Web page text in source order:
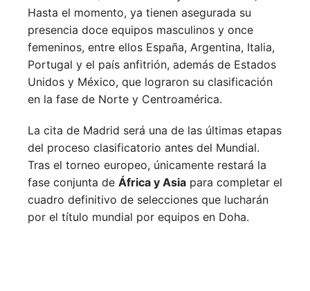
Hasta el momento, ya tienen asegurada su
presencia doce equipos masculinos y once
femeninos, entre ellos España, Argentina, Italia,
Portugal y el país anfitrión, además de Estados
Unidos y México, que lograron su clasificación
en la fase de Norte y Centroamérica.
La cita de Madrid será una de las últimas etapas
del proceso clasificatorio antes del Mundial.
Tras el torneo europeo, únicamente restará la
fase conjunta de África y Asia para completar el
cuadro definitivo de selecciones que lucharán
por el título mundial por equipos en Doha.